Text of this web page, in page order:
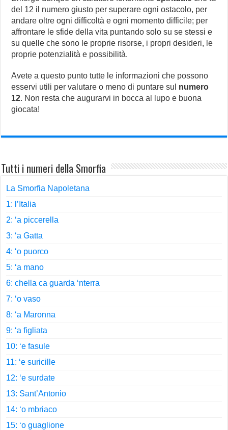
del 12 il numero giusto per superare ogni ostacolo, per
andare oltre ogni difficoltà e ogni momento difficile; per
affrontare le sfide della vita puntando solo su se stessi e
su quelle che sono le proprie risorse, i propri desideri, le
proprie potenzialità e possibilità.
Avete a questo punto tutte le informazioni che possono
esservi utili per valutare o meno di puntare sul numero
12. Non resta che augurarvi in bocca al lupo e buona
giocata!
Tutti i numeri della Smorfia
La Smorfia Napoletana
1: l’Italia
2: ‘a piccerella
3: ‘a Gatta
4: ‘o puorco
5: ‘a mano
6: chella ca guarda ‘nterra
7: ‘o vaso
8: ‘a Maronna
9: ‘a figliata
10: ‘e fasule
11: ‘e suricille
12: ‘e surdate
13: Sant’Antonio
14: ‘o mbriaco
15: ‘o guaglione